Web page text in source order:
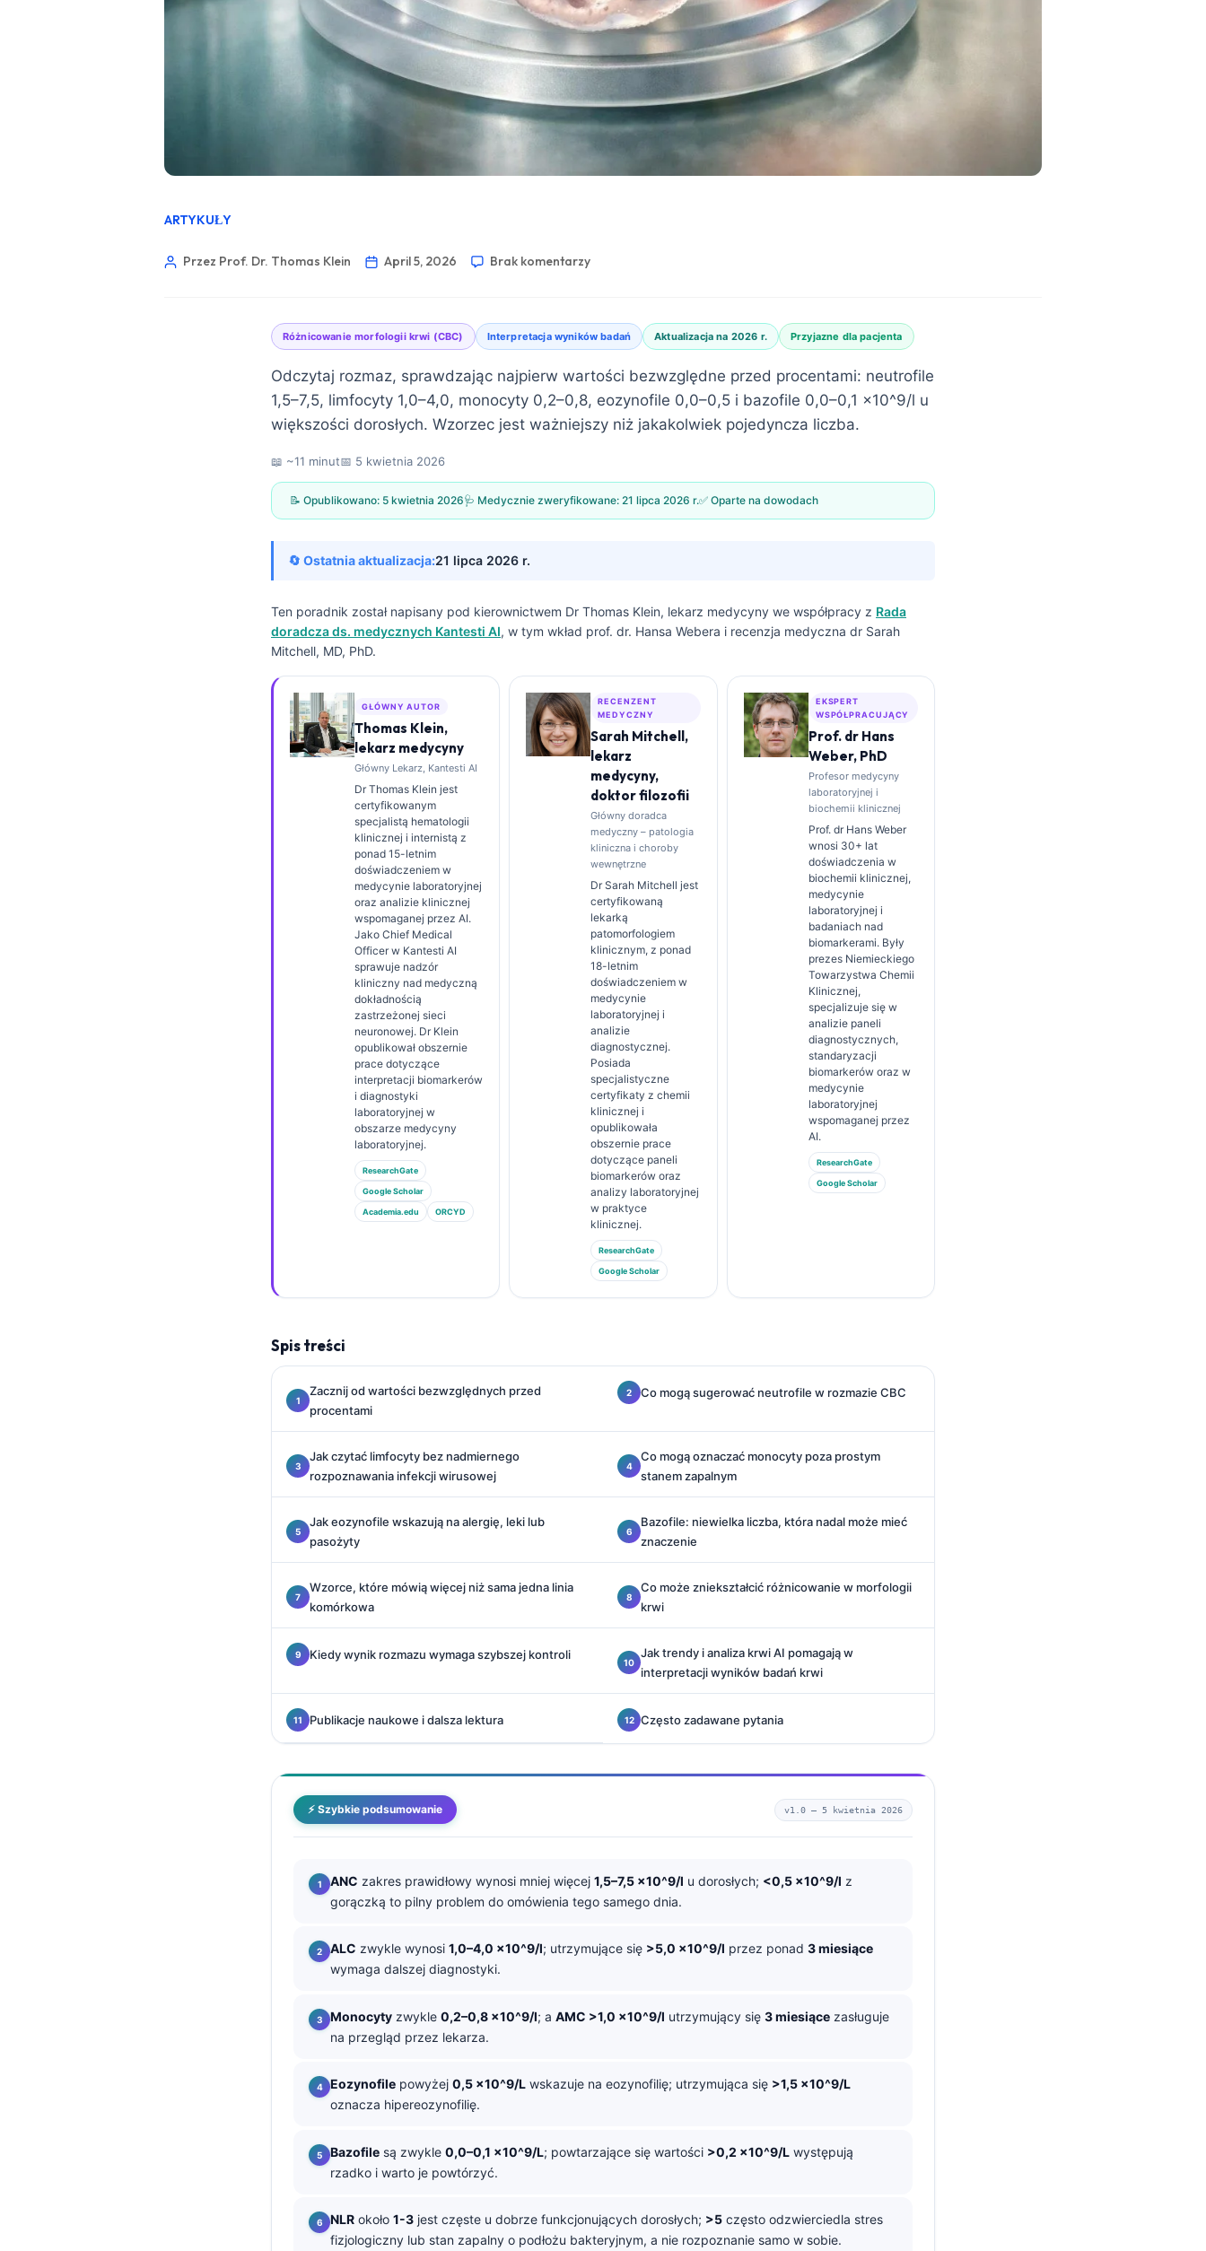
ARTYKUŁY
Przez Prof. Dr. Thomas Klein April 5, 2026 Brak komentarzy
Różnicowanie morfologii krwi (CBC) Interpretacja wyników badań Aktualizacja na 2026 r. Przyjazne dla pacjenta
Odczytaj rozmaz, sprawdzając najpierw wartości bezwzględne przed procentami: neutrofile
1,5–7,5, limfocyty 1,0–4,0, monocyty 0,2–0,8, eozynofile 0,0–0,5 i bazofile 0,0–0,1 ×10^9/l u
większości dorosłych. Wzorzec jest ważniejszy niż jakakolwiek pojedyncza liczba.
📖 ~11 minut📅 5 kwietnia 2026
📝 Opublikowano: 5 kwietnia 2026🩺 Medycznie zweryfikowane: 21 lipca 2026 r.✅ Oparte na dowodach
🔄 Ostatnia aktualizacja:21 lipca 2026 r.
Ten poradnik został napisany pod kierownictwem Dr Thomas Klein, lekarz medycyny we współpracy z Rada
doradcza ds. medycznych Kantesti AI, w tym wkład prof. dr. Hansa Webera i recenzja medyczna dr Sarah
Mitchell, MD, PhD.
GŁÓWNY AUTOR
Thomas Klein,
lekarz medycyny
Główny Lekarz, Kantesti AI
Dr Thomas Klein jest
certyfikowanym
specjalistą hematologii
klinicznej i internistą z
ponad 15-letnim
doświadczeniem w
medycynie laboratoryjnej
oraz analizie klinicznej
wspomaganej przez AI.
Jako Chief Medical
Officer w Kantesti AI
sprawuje nadzór
kliniczny nad medyczną
dokładnością
zastrzeżonej sieci
neuronowej. Dr Klein
opublikował obszernie
prace dotyczące
interpretacji biomarkerów
i diagnostyki
laboratoryjnej w
obszarze medycyny
laboratoryjnej.
ResearchGate
Google Scholar
Academia.edu ORCYD
RECENZENT
MEDYCZNY
Sarah Mitchell,
lekarz
medycyny,
doktor filozofii
Główny doradca
medyczny – patologia
kliniczna i choroby
wewnętrzne
Dr Sarah Mitchell jest
certyfikowaną
lekarką
patomorfologiem
klinicznym, z ponad
18-letnim
doświadczeniem w
medycynie
laboratoryjnej i
analizie
diagnostycznej.
Posiada
specjalistyczne
certyfikaty z chemii
klinicznej i
opublikowała
obszernie prace
dotyczące paneli
biomarkerów oraz
analizy laboratoryjnej
w praktyce
klinicznej.
ResearchGate
Google Scholar
EKSPERT
WSPÓŁPRACUJĄCY
Prof. dr Hans
Weber, PhD
Profesor medycyny
laboratoryjnej i
biochemii klinicznej
Prof. dr Hans Weber
wnosi 30+ lat
doświadczenia w
biochemii klinicznej,
medycynie
laboratoryjnej i
badaniach nad
biomarkerami. Były
prezes Niemieckiego
Towarzystwa Chemii
Klinicznej,
specjalizuje się w
analizie paneli
diagnostycznych,
standaryzacji
biomarkerów oraz w
medycynie
laboratoryjnej
wspomaganej przez
AI.
ResearchGate
Google Scholar
Spis treści
Zacznij od wartości bezwzględnych przed
procentami
Co mogą sugerować neutrofile w rozmazie CBC
Jak czytać limfocyty bez nadmiernego
rozpoznawania infekcji wirusowej
Co mogą oznaczać monocyty poza prostym
stanem zapalnym
Jak eozynofile wskazują na alergię, leki lub
pasożyty
Bazofile: niewielka liczba, która nadal może mieć
znaczenie
Wzorce, które mówią więcej niż sama jedna linia
komórkowa
Co może zniekształcić różnicowanie w morfologii
krwi
Kiedy wynik rozmazu wymaga szybszej kontroli
Jak trendy i analiza krwi AI pomagają w
interpretacji wyników badań krwi
Publikacje naukowe i dalsza lektura Często zadawane pytania
⚡ Szybkie podsumowanie v1.0 — 5 kwietnia 2026
ANC zakres prawidłowy wynosi mniej więcej 1,5–7,5 ×10^9/l u dorosłych; <0,5 ×10^9/l z
gorączką to pilny problem do omówienia tego samego dnia.
ALC zwykle wynosi 1,0–4,0 ×10^9/l; utrzymujące się >5,0 ×10^9/l przez ponad 3 miesiące
wymaga dalszej diagnostyki.
Monocyty zwykle 0,2–0,8 ×10^9/l; a AMC >1,0 ×10^9/l utrzymujący się 3 miesiące zasługuje
na przegląd przez lekarza.
Eozynofile powyżej 0,5 ×10^9/L wskazuje na eozynofilię; utrzymująca się >1,5 ×10^9/L
oznacza hipereozynofilię.
Bazofile są zwykle 0,0–0,1 ×10^9/L; powtarzające się wartości >0,2 ×10^9/L występują
rzadko i warto je powtórzyć.
NLR około 1-3 jest częste u dobrze funkcjonujących dorosłych; >5 często odzwierciedla stres
fizjologiczny lub stan zapalny o podłożu bakteryjnym, a nie rozpoznanie samo w sobie.